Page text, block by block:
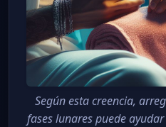
Según esta creencia,
fases lunares puede